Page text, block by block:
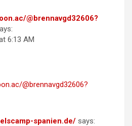
@brennavgd32606?
6:13 AM
@brennavgd32606?
spanien.de/ says: